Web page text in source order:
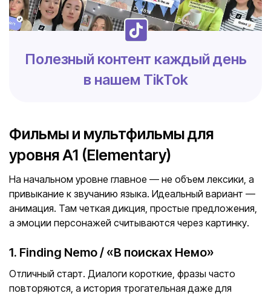
Полезный контент каждый день
в нашем TikTok
Фильмы и мультфильмы для
уровня A1 (Elementary)
На начальном уровне главное — не объем лексики, а
привыкание к звучанию языка. Идеальный вариант —
анимация. Там четкая дикция, простые предложения,
а эмоции персонажей считываются через картинку.
1. Finding Nemo / «В поисках Немо»
Отличный старт. Диалоги короткие, фразы часто
повторяются, а история трогательная даже для